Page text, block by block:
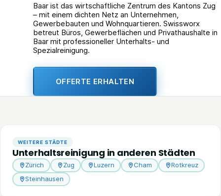
Baar ist das wirtschaftliche Zentrum des Kantons Zug
– mit einem dichten Netz an Unternehmen,
Gewerbebauten und Wohnquartieren. Swissworx
betreut Büros, Gewerbeflächen und Privathaushalte in
Baar mit professioneller Unterhalts- und
Spezialreinigung.
OFFERTE ERHALTEN
WEITERE STÄDTE
Unterhaltsreinigung in anderen Städten
Zürich Zug Luzern Cham
Rotkreuz
Steinhausen